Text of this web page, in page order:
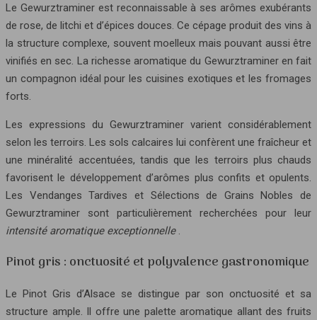
Le Gewurztraminer est reconnaissable à ses arômes exubérants
de rose, de litchi et d’épices douces. Ce cépage produit des vins à
la structure complexe, souvent moelleux mais pouvant aussi être
vinifiés en sec. La richesse aromatique du Gewurztraminer en fait
un compagnon idéal pour les cuisines exotiques et les fromages
forts.
Les expressions du Gewurztraminer varient considérablement
selon les terroirs. Les sols calcaires lui confèrent une fraîcheur et
une minéralité accentuées, tandis que les terroirs plus chauds
favorisent le développement d’arômes plus confits et opulents.
Les Vendanges Tardives et Sélections de Grains Nobles de
Gewurztraminer sont particulièrement recherchées pour leur
intensité aromatique exceptionnelle .
Pinot gris : onctuosité et polyvalence gastronomique
Le Pinot Gris d’Alsace se distingue par son onctuosité et sa
structure ample. Il offre une palette aromatique allant des fruits